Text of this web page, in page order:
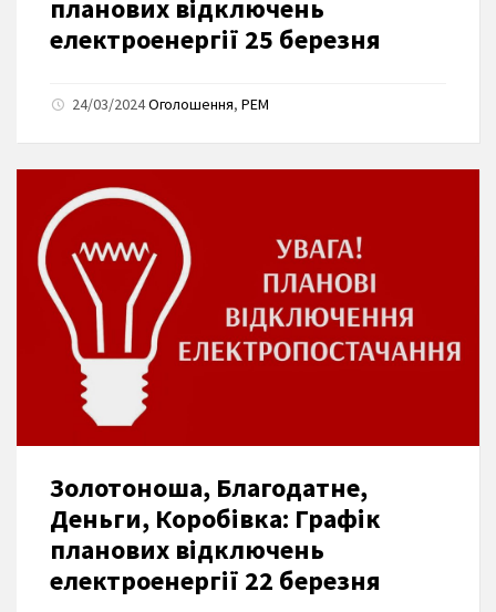
планових відключень
електроенергії 25 березня
24/03/2024Оголошення, РЕМ
Золотоноша, Благодатне,
Деньги, Коробівка: Графік
планових відключень
електроенергії 22 березня